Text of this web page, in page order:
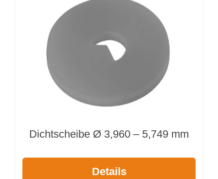
Dichtscheibe Ø 3,960 – 5,749 mm
Details